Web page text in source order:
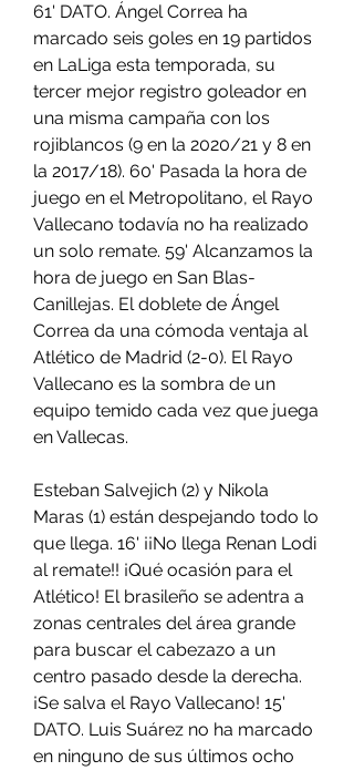
61' DATO. Ángel Correa ha
marcado seis goles en 19 partidos
en LaLiga esta temporada, su
tercer mejor registro goleador en
una misma campaña con los
rojiblancos (9 en la 2020/21 y 8 en
la 2017/18). 60' Pasada la hora de
juego en el Metropolitano, el Rayo
Vallecano todavía no ha realizado
un solo remate. 59' Alcanzamos la
hora de juego en San Blas-
Canillejas. El doblete de Ángel
Correa da una cómoda ventaja al
Atlético de Madrid (2-0). El Rayo
Vallecano es la sombra de un
equipo temido cada vez que juega
en Vallecas.
Esteban Salvejich (2) y Nikola
Maras (1) están despejando todo lo
que llega. 16' ¡¡No llega Renan Lodi
al remate!! ¡Qué ocasión para el
Atlético! El brasileño se adentra a
zonas centrales del área grande
para buscar el cabezazo a un
centro pasado desde la derecha.
¡Se salva el Rayo Vallecano! 15'
DATO. Luis Suárez no ha marcado
en ninguno de sus últimos ocho